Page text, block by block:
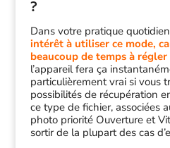
?
Dans votre pratique
intérêt à utiliser ce mode,
beaucoup de temps à
l’appareil fera ça
particulièrement vrai si vous
possibilités de récupération
ce type de fichier, associées
photo priorité Ouverture et
sortir de la plupart des cas